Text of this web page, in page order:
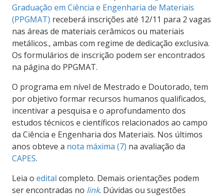
Graduação em Ciência e Engenharia de Materiais
(PPGMAT) receberá inscrições até 12/11 para 2 vagas
nas áreas de materiais cerâmicos ou materiais
metálicos., ambas com regime de dedicação exclusiva.
Os formulários de inscrição podem ser encontrados
na página do PPGMAT.
O programa em nível de Mestrado e Doutorado, tem
por objetivo formar recursos humanos qualificados,
incentivar a pesquisa e o aprofundamento dos
estudos técnicos e científicos relacionados ao campo
da Ciência e Engenharia dos Materiais. Nos últimos
anos obteve a nota máxima (7) na avaliação da
CAPES.
Leia o edital completo. Demais orientações podem
ser encontradas no link. Dúvidas ou sugestões